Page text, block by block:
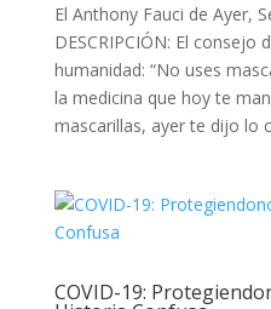
El Anthony Fauci de Ayer,
DESCRIPCIÓN: El consejo
humanidad: “No uses
la medicina que hoy te
mascarillas, ayer te dijo lo
COVID-19: